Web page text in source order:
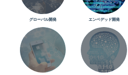
グローバル開発 エンベデッド開発